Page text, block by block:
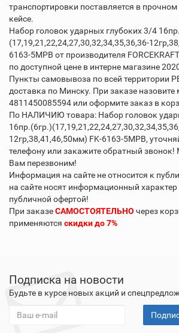
транспортировки поставляется в
кейсе.
Набор головок ударных глубоких 3/4
(17,19,21,22,24,27,30,32,34,35,36,36-
6163-5MPB от производителя
по доступной цене в интерне магазине
Пункты самовывоза по всей территории
доставка по Минску. При заказе назовите
4811450085594 или оформите заказ в
По НАЛИЧИЮ товара: Набор головок
12гр,38,41,46,50мм) FK-6163-5MPB,
телефону или закажите обратный
Вам перезвоним!
Информация на сайте не относится к
на сайте носят информационный характер
публичной офертой!
При заказеСАМОСТОЯТЕЛЬНО через
применяются скидки до 7%
Подписка на новости
Будьте в курсе новых акций и